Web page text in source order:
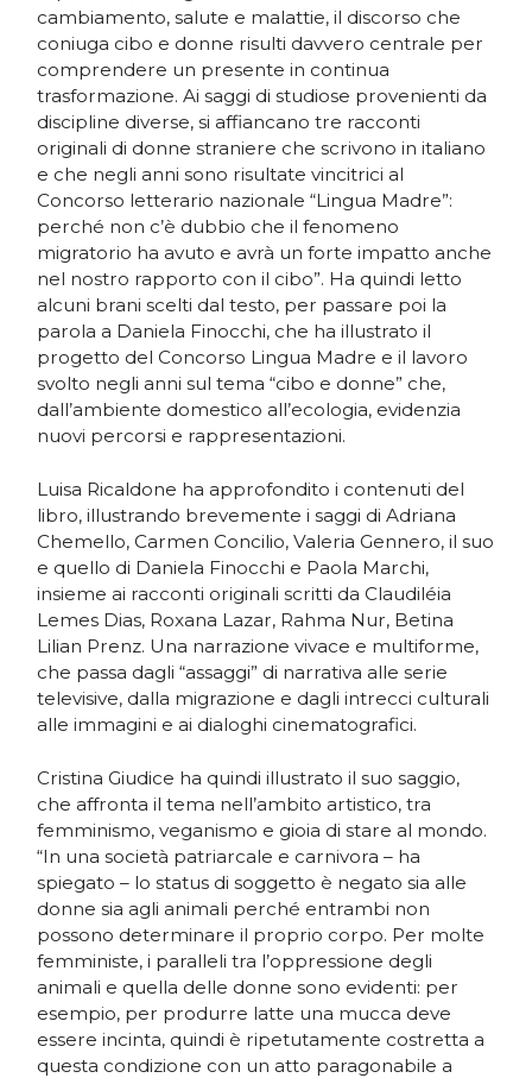
cambiamento, salute e malattie, il discorso che
coniuga cibo e donne risulti davvero centrale per
comprendere un presente in continua
trasformazione. Ai saggi di studiose provenienti da
discipline diverse, si affiancano tre racconti
originali di donne straniere che scrivono in italiano
e che negli anni sono risultate vincitrici al
Concorso letterario nazionale “Lingua Madre”:
perché non c’è dubbio che il fenomeno
migratorio ha avuto e avrà un forte impatto anche
nel nostro rapporto con il cibo”. Ha quindi letto
alcuni brani scelti dal testo, per passare poi la
parola a Daniela Finocchi, che ha illustrato il
progetto del Concorso Lingua Madre e il lavoro
svolto negli anni sul tema “cibo e donne” che,
dall’ambiente domestico all’ecologia, evidenzia
nuovi percorsi e rappresentazioni.
Luisa Ricaldone ha approfondito i contenuti del
libro, illustrando brevemente i saggi di Adriana
Chemello, Carmen Concilio, Valeria Gennero, il suo
e quello di Daniela Finocchi e Paola Marchi,
insieme ai racconti originali scritti da Claudiléia
Lemes Dias, Roxana Lazar, Rahma Nur, Betina
Lilian Prenz. Una narrazione vivace e multiforme,
che passa dagli “assaggi” di narrativa alle serie
televisive, dalla migrazione e dagli intrecci culturali
alle immagini e ai dialoghi cinematografici.
Cristina Giudice ha quindi illustrato il suo saggio,
che affronta il tema nell’ambito artistico, tra
femminismo, veganismo e gioia di stare al mondo.
“In una società patriarcale e carnivora – ha
spiegato – lo status di soggetto è negato sia alle
donne sia agli animali perché entrambi non
possono determinare il proprio corpo. Per molte
femministe, i paralleli tra l’oppressione degli
animali e quella delle donne sono evidenti: per
esempio, per produrre latte una mucca deve
essere incinta, quindi è ripetutamente costretta a
questa condizione con un atto paragonabile a